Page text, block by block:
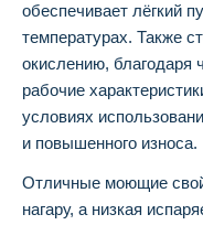
обеспечивает лёгкий
температурах. Также
окислению, благодаря
рабочие
условиях
и повышенного износа.
Отличные моющие
нагару, а низкая